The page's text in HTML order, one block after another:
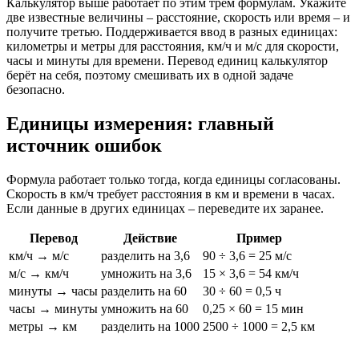
две известные величины – расстояние, скорость или время – и
получите третью. Поддерживается ввод в разных единицах:
километры и метры для расстояния, км/ч и м/с для скорости,
часы и минуты для времени. Перевод единиц калькулятор
берёт на себя, поэтому смешивать их в одной задаче
безопасно.
Единицы измерения: главный
источник ошибок
Формула работает только тогда, когда единицы согласованы.
Скорость в км/ч требует расстояния в км и времени в часах.
Если данные в других единицах – переведите их заранее.
Перевод Действие
Пример
км/ч → м/с
разделить на 3,6
90 ÷ 3,6 = 25 м/с
м/с → км/ч
умножить на 3,6
15 × 3,6 = 54 км/ч
минуты → часы разделить на 60
30 ÷ 60 = 0,5 ч
часы → минуты умножить на 60
0,25 × 60 = 15 мин
метры → км
разделить на 1000 2500 ÷ 1000 = 2,5 км